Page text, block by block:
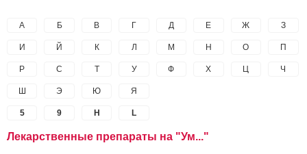
А Б В Г Д Е Ж З
И Й К Л М Н О П
Р С Т У Ф Х Ц Ч
Ш Э Ю Я
5 9 H L
Лекарственные препараты на "Ум..."